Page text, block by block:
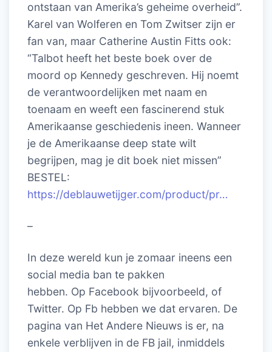
ontstaan van Amerika’s geheime overheid”.
Karel van Wolferen en Tom Zwitser zijn er
fan van, maar Catherine Austin Fitts ook:
“Talbot heeft het beste boek over de
moord op Kennedy geschreven. Hij noemt
de verantwoordelijken met naam en
toenaam en weeft een fascinerend stuk
Amerikaanse geschiedenis ineen. Wanneer
je de Amerikaanse deep state wilt
begrijpen, mag je dit boek niet missen”
BESTEL:
https://deblauwetijger.com/product/pr…
–
In deze wereld kun je zomaar ineens een
social media ban te pakken
hebben. Op Facebook bijvoorbeeld, of
Twitter. Op Fb hebben we dat ervaren. De
pagina van Het Andere Nieuws is er, na
enkele verblijven in de FB jail, inmiddels